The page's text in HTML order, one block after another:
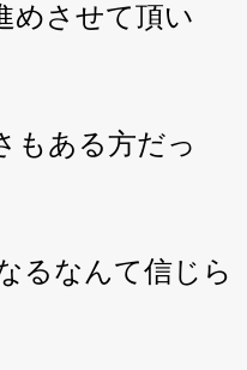
めさせて頂い
もある方だっ
るなんて信じら